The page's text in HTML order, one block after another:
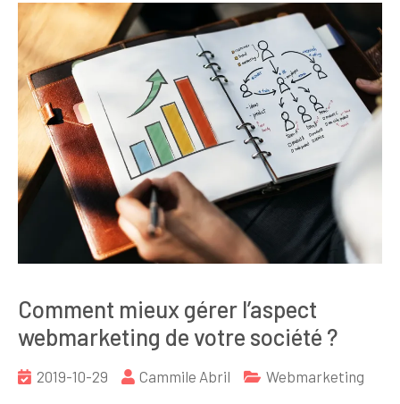
Comment mieux gérer l’aspect
webmarketing de votre société ?
2019-10-29 Cammile Abril Webmarketing